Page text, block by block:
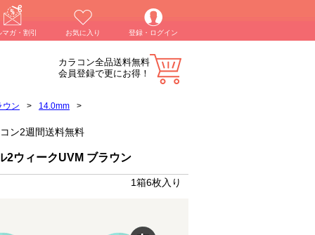
ガ・割引 お気に入り 登録・ログイン
カラコン全品送料無料
会員登録で更にお得！
ウン > 14.0mm >
ン2週間送料無料
2ウィークUVM ブラウン
1箱6枚入り